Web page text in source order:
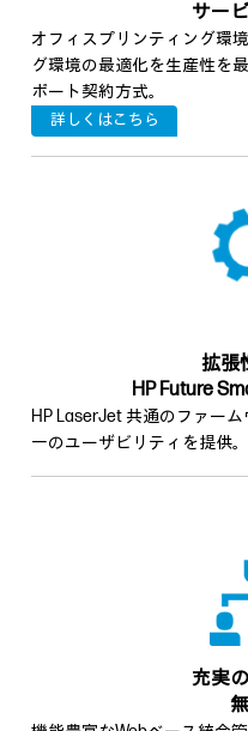
サー
オフィスプリンティング環
グ環境の最適化を生産性を
ポート契約方式。
詳しくはこちら
拡張
HP Future
HP LaserJet 共通のファー
一のユーザビリティを提供。
充実